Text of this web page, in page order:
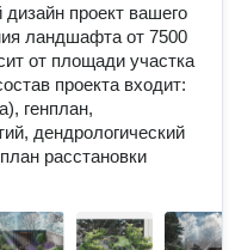
проект вашего
ландшафта от 7500
от площади участка
проекта входит:
генплан,
дендрологический
расстановки